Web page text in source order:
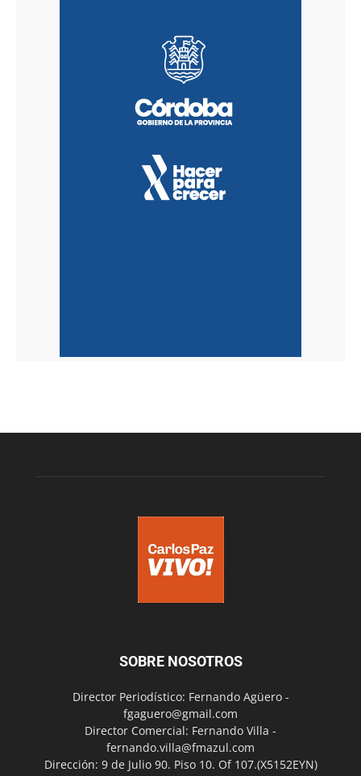
SOBRE NOSOTROS
Director Periodístico: Fernando Agüero -
fgaguero@gmail.com
Director Comercial: Fernando Villa -
fernando.villa@fmazul.com
Dirección: 9 de Julio 90. Piso 10. Of 107.(X5152EYN)